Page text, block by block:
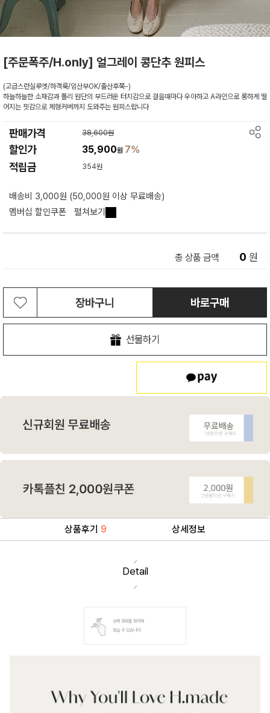
[주문폭주/H.only] 얼그레이 콩단추 원피스
(고급스런실루엣/하객룩/임산부OK/출산후쭉-)
하늘하늘한 소재감과 폴리 원단의 부드러운 터치감으로 걸을때마다 우아하고 A라인으로 롱하게 떨
어지는 핏감으로 체형커버까지 도와주는 원피스랍니다
판매가격 38,600원
할인가 35,900원 7%
적립금 354원
배송비 3,000원 (50,000원 이상 무료배송)
멤버십 할인쿠폰
펼쳐보기
총 상품 금액 0 원
장바구니 바로구매
선물하기
상품후기 9 상세정보
Detail
상세 정보를 확대해
보실 수 있습니다.